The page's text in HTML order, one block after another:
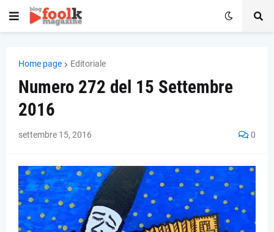
Home page Editoriale
Numero 272 del 15 Settembre
2016
settembre 15, 2016 0